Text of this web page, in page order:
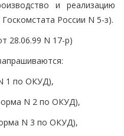
и реализацию
России N 5-з).
28.06.99 N 17-р)
1 по ОКУД),
N 2 по ОКУД),
N 3 по ОКУД),